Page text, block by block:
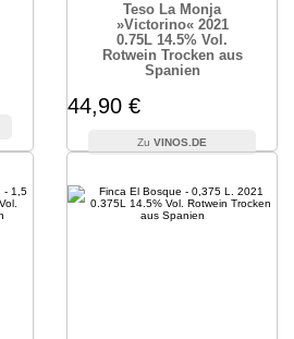
Teso La Monja
»Victorino« 2021
0.75L 14.5% Vol.
Rotwein Trocken aus
Spanien
44,90 €
VINOS.DE